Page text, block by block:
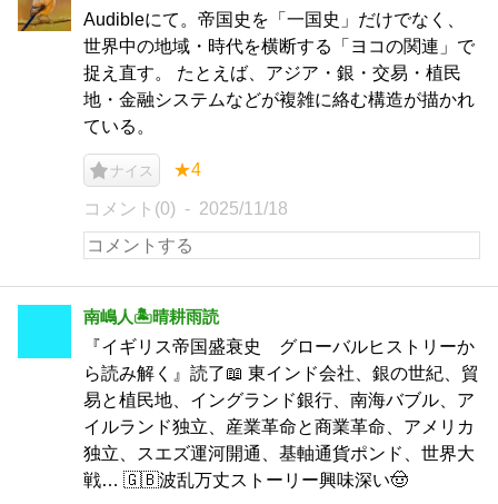
Audibleにて。帝国史を「一国史」だけでなく、
世界中の地域・時代を横断する「ヨコの関連」で
捉え直す。 たとえば、アジア・銀・交易・植民
地・金融システムなどが複雑に絡む構造が描かれ
ている。
ナイス ★4
コメント(0) 2025/11/18
南嶋人🏝️晴耕雨読
『イギリス帝国盛衰史 グローバルヒストリーか
ら読み解く』読了📖 東インド会社、銀の世紀、貿
易と植民地、イングランド銀行、南海バブル、ア
イルランド独立、産業革命と商業革命、アメリカ
独立、スエズ運河開通、基軸通貨ポンド、世界大
戦… 🇬🇧波乱万丈ストーリー興味深い🤠